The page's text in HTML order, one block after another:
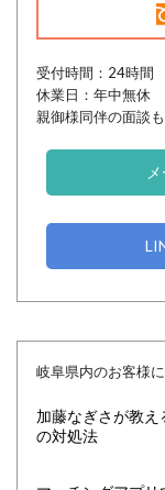
受付時間：24時間
休業日：年中無休
親御様同伴の面談
岐阜県内のお客様
加藤なぎさが教え
の対処法